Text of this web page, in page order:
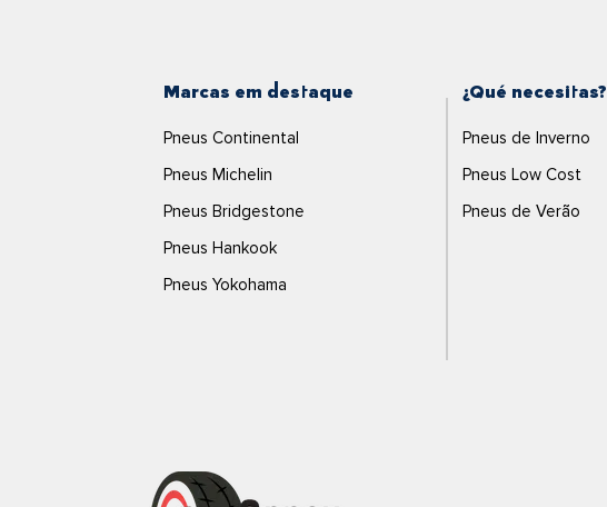
Marcas em destaque
Pneus Continental
Pneus Michelin
Pneus Bridgestone
Pneus Hankook
Pneus Yokohama
¿Qué necesitas?
Pneus de Inverno
Pneus Low Cost
Pneus de Verão